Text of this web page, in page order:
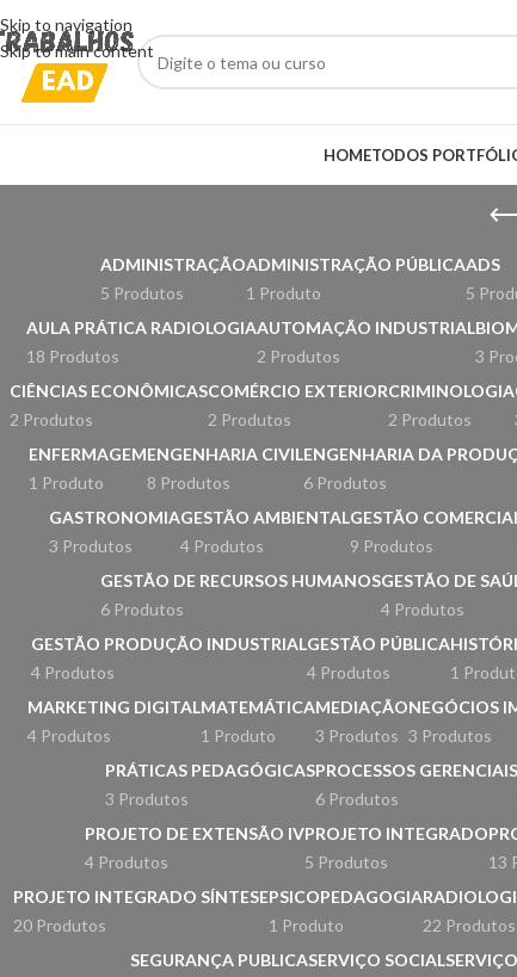
Skip to navigation
Skip to main content
HOMETODOS
ADMINISTRAÇÃO
5 Produtos
ADMINISTRAÇÃO PÚBLICA
1 Produto
ADS
5
AULA PRÁTICA RADIOLOGIA
18 Produtos
AUTOMAÇÃO INDUSTRIAL
2 Produtos
3
CIÊNCIAS ECONÔMICAS
2 Produtos
COMÉRCIO EXTERIOR
2 Produtos
CRIMINOLOGIA
2 Produtos
ENFERMAGEM
1 Produto
ENGENHARIA CIVIL
8 Produtos
ENGENHARIA DA
6 Produtos
GASTRONOMIA
3 Produtos
GESTÃO AMBIENTAL
4 Produtos
GESTÃO
9 Produtos
GESTÃO DE RECURSOS HUMANOS
6 Produtos
GESTÃO DE
4 Produtos
GESTÃO PRODUÇÃO INDUSTRIAL
4 Produtos
GESTÃO PÚBLICA
4 Produtos
1
MARKETING DIGITAL
4 Produtos
MATEMÁTICA
1 Produto
MEDIAÇÃO
3 Produtos
NEGÓCIOS
3 Produtos
PRÁTICAS PEDAGÓGICAS
3 Produtos
PROCESSOS GERENCIAIS
6 Produtos
PROJETO DE EXTENSÃO IV
4 Produtos
PROJETO INTEGRADO
5 Produtos
13
PROJETO INTEGRADO SÍNTESE
20 Produtos
PSICOPEDAGOGIA
1 Produto
22 Produtos
SEGURANÇA PUBLICASERVIÇO SOCIAL